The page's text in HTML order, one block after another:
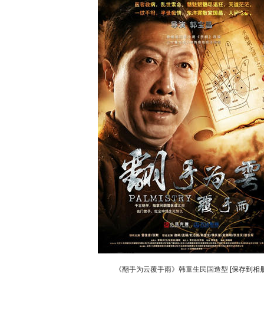
《翻手为云覆手雨》韩童生民国造型 [保存到相